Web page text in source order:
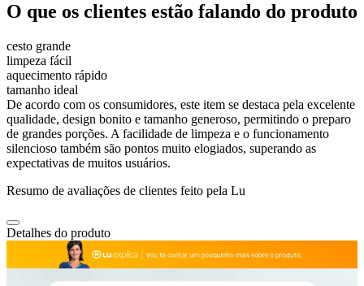
O que os clientes estão falando do produto
cesto grande
limpeza fácil
aquecimento rápido
tamanho ideal
De acordo com os consumidores, este item se destaca pela excelente
qualidade, design bonito e tamanho generoso, permitindo o preparo
de grandes porções. A facilidade de limpeza e o funcionamento
silencioso também são pontos muito elogiados, superando as
expectativas de muitos usuários.
Resumo de avaliações de clientes feito pela Lu
Detalhes do produto